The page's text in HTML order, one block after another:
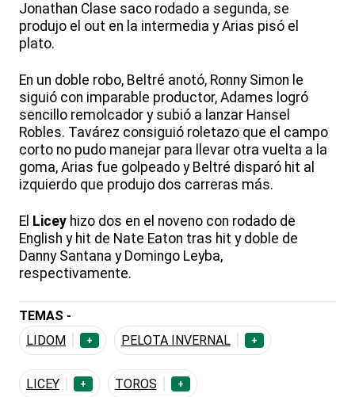
Jonathan Clase saco rodado a segunda, se
produjo el out en la intermedia y Arias pisó el
plato.
En un doble robo, Beltré anotó, Ronny Simon le
siguió con imparable productor, Adames logró
sencillo remolcador y subió a lanzar Hansel
Robles. Tavárez consiguió roletazo que el campo
corto no pudo manejar para llevar otra vuelta a la
goma, Arias fue golpeado y Beltré disparó hit al
izquierdo que produjo dos carreras más.
El Licey hizo dos en el noveno con rodado de
English y hit de Nate Eaton tras hit y doble de
Danny Santana y Domingo Leyba,
respectivamente.
TEMAS -
LIDOM
+ PELOTA INVERNAL +
LICEY + TOROS +